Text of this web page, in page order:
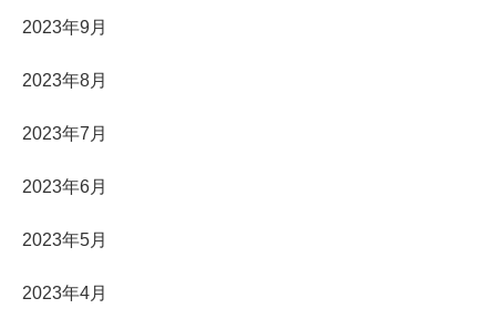
2023年9月
2023年8月
2023年7月
2023年6月
2023年5月
2023年4月